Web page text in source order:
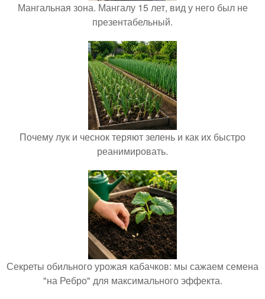
Мангальная зона. Мангалу 15 лет, вид у него был не
презентабельный.
Почему лук и чеснок теряют зелень и как их быстро
реанимировать.
Секреты обильного урожая кабачков: мы сажаем семена
"на Ребро" для максимального эффекта.